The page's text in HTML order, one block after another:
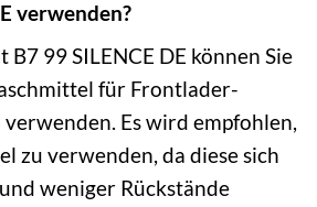
verwenden?
B7 99 SILENCE DE können Sie
für Frontlader-
Es wird empfohlen,
zu verwenden, da diese sich
weniger Rückstände